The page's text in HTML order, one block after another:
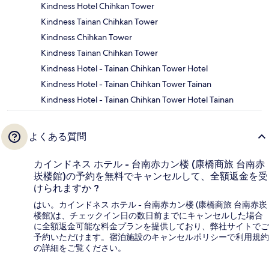
Kindness Hotel Chihkan Tower
Kindness Tainan Chihkan Tower
Kindness Chihkan Tower
Kindness Tainan Chihkan Tower
Kindness Hotel - Tainan Chihkan Tower Hotel
Kindness Hotel - Tainan Chihkan Tower Tainan
Kindness Hotel - Tainan Chihkan Tower Hotel Tainan
よくある質問
カインドネス ホテル - 台南赤カン楼 (康橋商旅 台南赤
崁楼館)の予約を無料でキャンセルして、全額返金を受
けられますか ?
はい。カインドネス ホテル - 台南赤カン楼 (康橋商旅 台南赤崁
楼館)は、チェックイン日の数日前までにキャンセルした場合
に全額返金可能な料金プランを提供しており、弊社サイトでご
予約いただけます。宿泊施設のキャンセルポリシーで利用規約
の詳細をご覧ください。